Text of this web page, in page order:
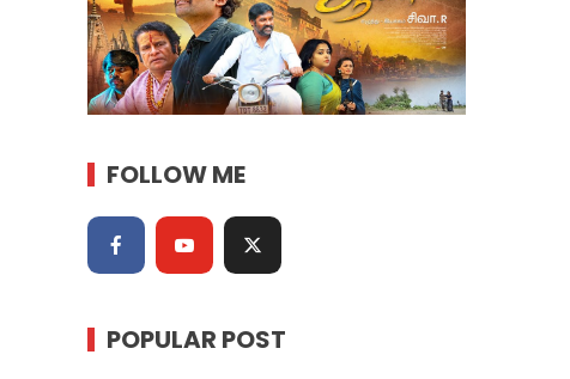
FOLLOW ME
POPULAR POST